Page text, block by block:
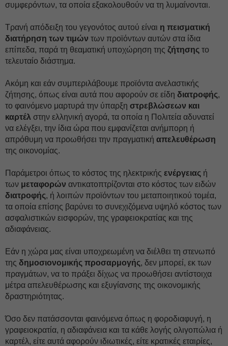
συμφερόντων, τα οποία εξακολουθούν να τη λυμαίνονται.
Τρανή απόδειξη του γεγονότος αυτού είναι η πεισματική
διατήρηση των τιμών των προϊόντων αυτών στα ίδια
επίπεδα, παρά τη θεαματική υποχώρηση της ζήτησης το
τελευταίο διάστημα.
Ακόμη και εάν συμπεριλάβουμε προϊόντα ανελαστικής
ζήτησης, όπως είναι αυτά που αφορούν σε είδη διατροφής,
το φαινόμενο μαρτυρά την ύπαρξη στρεβλώσεων και
καρτέλ στην ελληνική αγορά, τα οποία η Πολιτεία αδυνατεί
να ελέγξει, την ίδια ώρα που εμφανίζεται ανήμπορη ή
απρόθυμη να προωθήσει την πραγματική απελευθέρωση
της οικονομίας.
Παράμετροι όπως το κόστος της ηλεκτρικής ενέργειας ή
των μεταφορών αντικατοπτρίζονται στο κόστος των ειδών
διατροφής, ή λοιπών προϊόντων του μεταποιητικού τομέα,
τα οποία επίσης βαρύνει το συνεχιζόμενα υψηλό κόστος των
ασφαλιστικών εισφορών, της γραφειοκρατίας και της
αδιαφάνειας.
Εάν η χώρα μας είναι υποχρεωμένη να διέλθει τη στενωπό
της δημοσιονομικής προσαρμογής, δεν μπορεί, εκ των
πραγμάτων, να το πράξει δίχως να προωθήσει αντίστοιχα
μέτρα απελευθέρωσης και εξυγίανσης της οικονομικής
δραστηριότητας.
Όσο δεν πατάσσονται φαινόμενα όπως η φοροδιαφυγή, η
γραφειοκρατία, η αδιαφάνεια και τα κάθε λογής ολιγοπώλια ή
καρτέλ, είτε αυτά αφορούν ιδιωτικές, είτε κρατικές εταιρίες,